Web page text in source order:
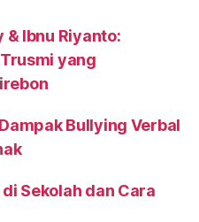
Ibnu Riyanto:
yang
Bullying Verbal
Sekolah dan Cara